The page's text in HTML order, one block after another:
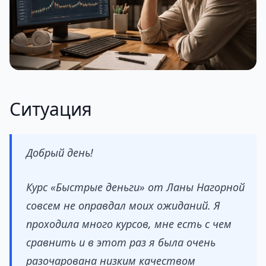
Ситуация
Добрый день!
Курс «Быстрые деньги» от Ланы Нагорной
совсем не оправдал моих ожиданий. Я
проходила много курсов, мне есть с чем
сравнить и в этот раз я была очень
разочарована низким качеством